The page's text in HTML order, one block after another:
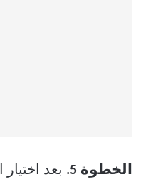
الخطوة 5. بعد